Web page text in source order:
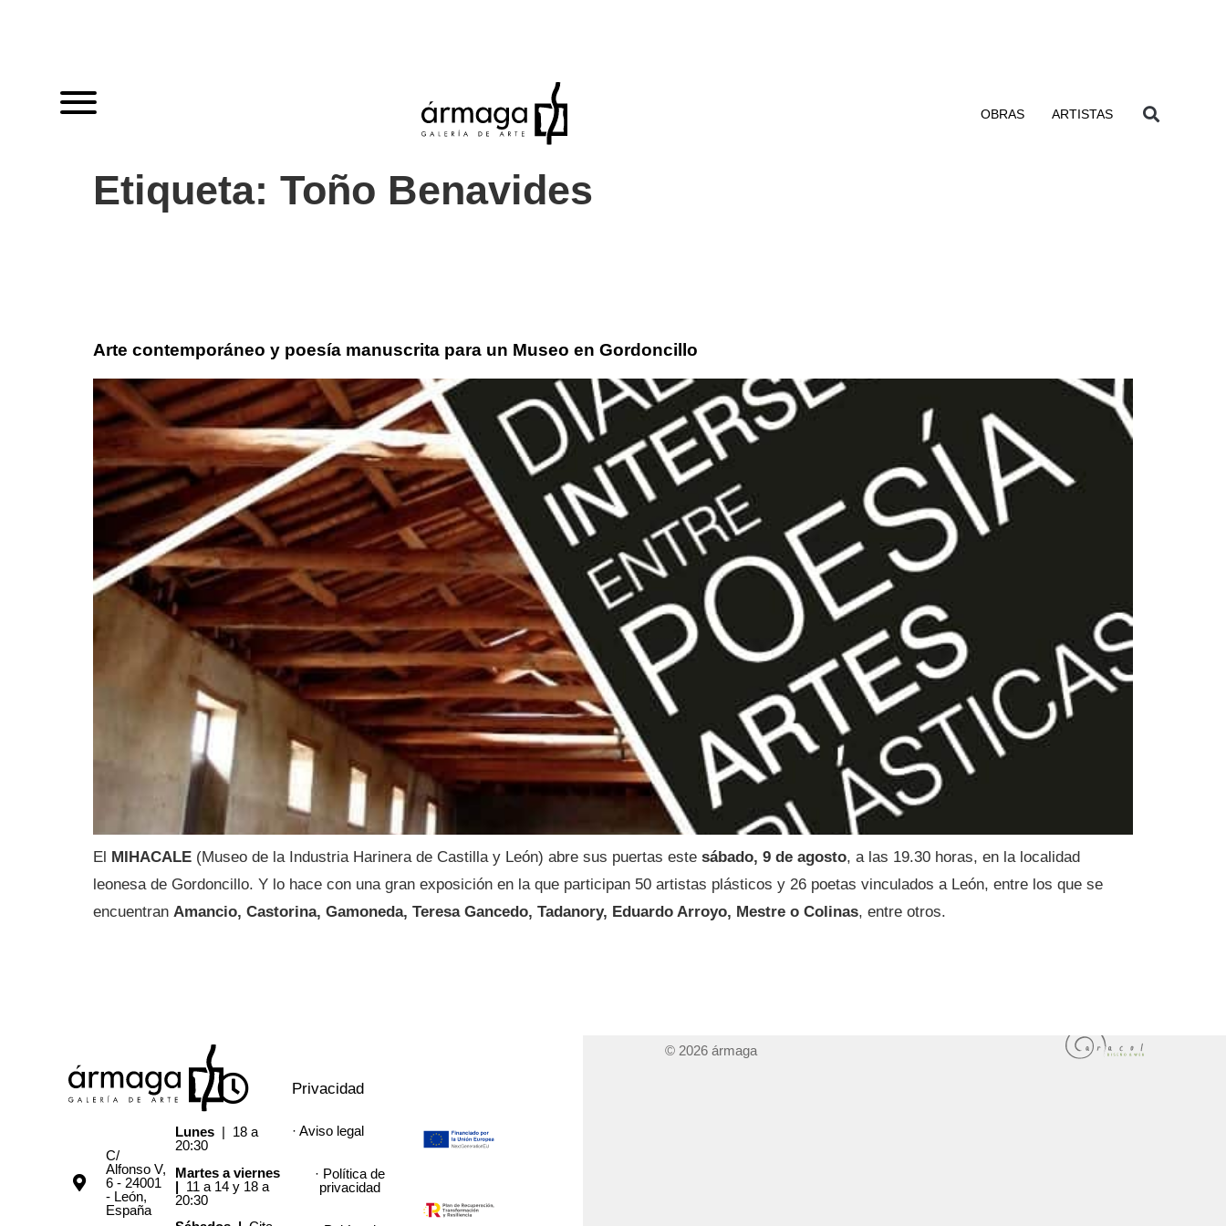
OBRAS ARTISTAS
Etiqueta: Toño Benavides
Arte contemporáneo y poesía manuscrita para un Museo en Gordoncillo
El MIHACALE (Museo de la Industria Harinera de Castilla y León) abre sus puertas este sábado, 9 de agosto, a las 19.30 horas, en la localidad
leonesa de Gordoncillo. Y lo hace con una gran exposición en la que participan 50 artistas plásticos y 26 poetas vinculados a León, entre los que se
encuentran Amancio, Castorina, Gamoneda, Teresa Gancedo, Tadanory, Eduardo Arroyo, Mestre o Colinas, entre otros.
C/
Alfonso V,
6 - 24001
- León,
España
Lunes | 18 a
20:30
Martes a viernes
| 11 a 14 y 18 a
20:30
Privacidad
· Aviso legal
· Política de
privacidad
© 2026 ármaga